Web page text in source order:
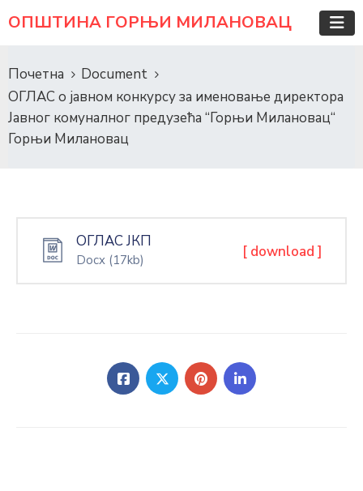
ОПШТИНА ГОРЊИ МИЛАНОВАЦ
Почетна
Document
ОГЛАС о јавном конкурсу за именовање директора
Јавног комуналног предузећа “Горњи Милановац“
Горњи Милановац
ОГЛАС ЈКП
Docx (17kb) [ download ]